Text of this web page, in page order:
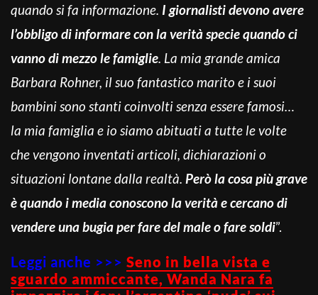
quando si fa informazione. I giornalisti devono avere
l’obbligo di informare con la verità specie quando ci
vanno di mezzo le famiglie. La mia grande amica
Barbara Rohner, il suo fantastico marito e i suoi
bambini sono stanti coinvolti senza essere famosi…
la mia famiglia e io siamo abituati a tutte le volte
che vengono inventati articoli, dichiarazioni o
situazioni lontane dalla realtà. Però la cosa più grave
è quando i media conoscono la verità e cercano di
vendere una bugia per fare del male o fare soldi”.
Leggi anche >>> Seno in bella vista e
sguardo ammiccante, Wanda Nara fa